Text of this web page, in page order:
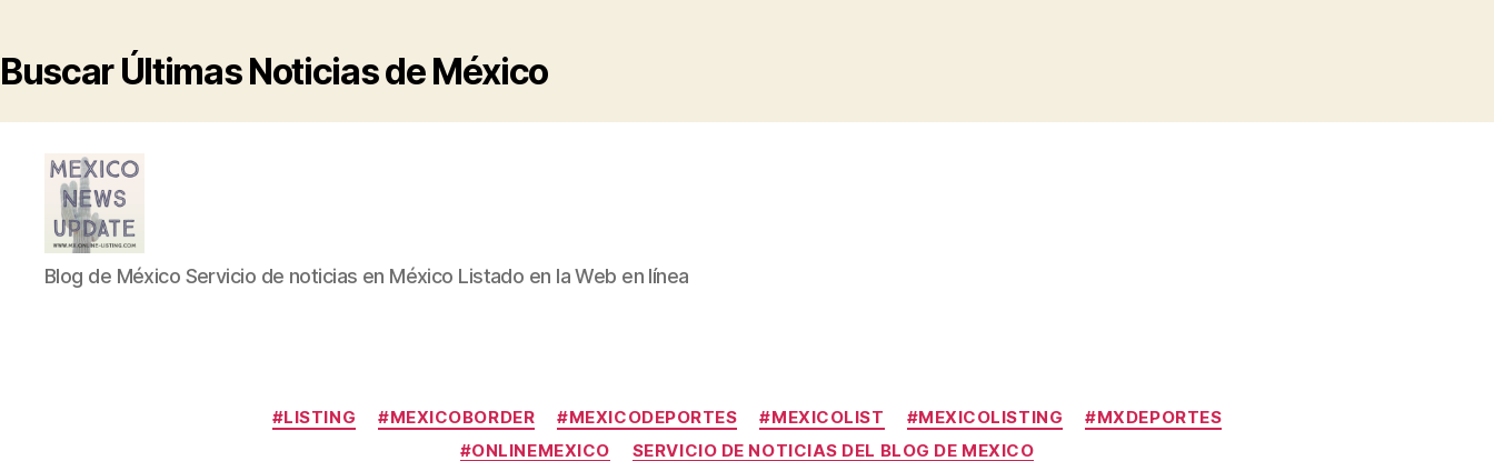
Buscar Últimas Noticias de México
Blog
de
Blog de México Servicio de noticias en México Listado en la Web en línea
Categories
#LISTING #MEXICOBORDER #MEXICODEPORTES #MEXICOLIST #MEXICOLISTING
#MXDEPORTES
#ONLINEMEXICO
SERVICIO DE NOTICIAS DEL BLOG DE MEXICO